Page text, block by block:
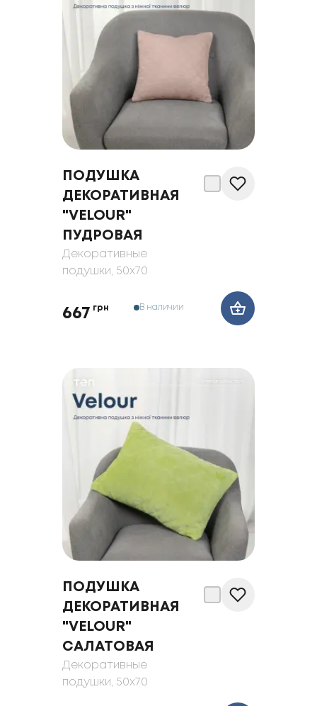
ПОДУШКА
ДЕКОРАТИВНАЯ
"VELOUR"
ПУДРОВАЯ
Декоративные
подушки, 50x70
667 грн В наличии
ПОДУШКА
ДЕКОРАТИВНАЯ
"VELOUR"
САЛАТОВАЯ
Декоративные
подушки, 50x70